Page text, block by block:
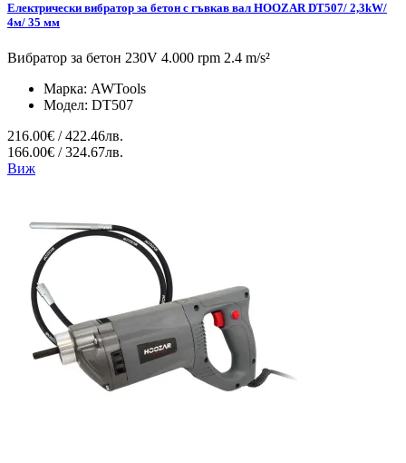
Електрически вибратор за бетон с гъвкав вал HOOZAR DT507/ 2,3kW/
4м/ 35 мм
Вибратор за бетон 230V 4.000 rpm 2.4 m/s²
Марка: AWTools
Модел: DT507
216.00€ / 422.46лв.
166.00€ / 324.67лв.
Виж